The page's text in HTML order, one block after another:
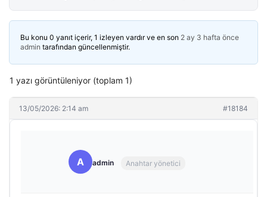
Bu konu 0 yanıt içerir, 1 izleyen vardır ve en son 2 ay 3 hafta önce
admin tarafından güncellenmiştir.
1 yazı görüntüleniyor (toplam 1)
13/05/2026: 2:14 am #18184
A admin Anahtar yönetici